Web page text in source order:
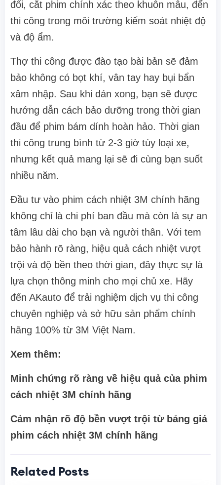
đối, cắt phim chính xác theo khuôn mẫu, đến
thi công trong môi trường kiểm soát nhiệt độ
và độ ẩm.
Thợ thi công được đào tạo bài bản sẽ đảm
bảo không có bọt khí, vân tay hay bụi bẩn
xâm nhập. Sau khi dán xong, bạn sẽ được
hướng dẫn cách bảo dưỡng trong thời gian
đầu để phim bám dính hoàn hảo. Thời gian
thi công trung bình từ 2-3 giờ tùy loại xe,
nhưng kết quả mang lại sẽ đi cùng bạn suốt
nhiều năm.
Đầu tư vào phim cách nhiệt 3M chính hãng
không chỉ là chi phí ban đầu mà còn là sự an
tâm lâu dài cho bạn và người thân. Với tem
bảo hành rõ ràng, hiệu quả cách nhiệt vượt
trội và độ bền theo thời gian, đây thực sự là
lựa chọn thông minh cho mọi chủ xe. Hãy
đến AKauto để trải nghiệm dịch vụ thi công
chuyên nghiệp và sở hữu sản phẩm chính
hãng 100% từ 3M Việt Nam.
Xem thêm:
Minh chứng rõ ràng về hiệu quả của phim
cách nhiệt 3M chính hãng
Cảm nhận rõ độ bền vượt trội từ bảng giá
phim cách nhiệt 3M chính hãng
Related Posts